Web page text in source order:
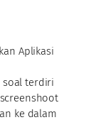
Aplikasi
soal terdiri
ke dalam